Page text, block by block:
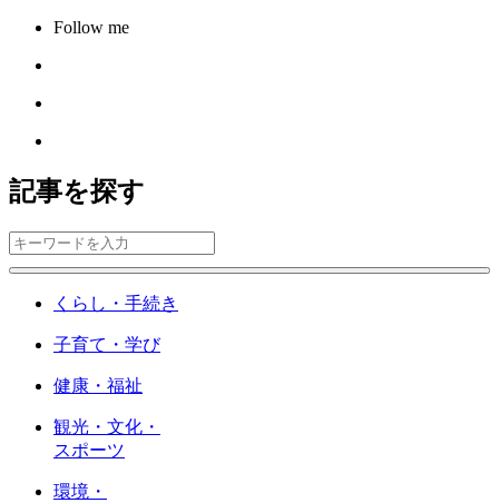
Follow me
記事を探す
くらし・手続き
子育て・学び
健康・福祉
観光・文化・
スポーツ
環境・